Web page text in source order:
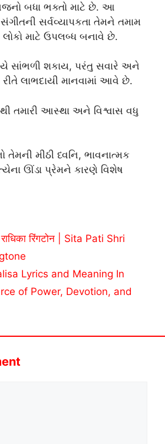
બધા ભક્તો માટે છે. આ
સર્વવ્યાપકતા તેમને તમામ
માટે ઉપલબ્ધ બનાવે છે.
સાંભળી શકાય, પરંતુ સવારે અને
લાભદાયી માનવામાં આવે છે.
તમારી આસ્થા અને વિશ્વાસ વધુ
મીઠી ધ્વનિ, ભાવનાત્મક
ઊંડા પ્રેમને કારણે વિશેષ
राधिका रिंगटोन | Sita Pati Shri
Lyrics and Meaning In
of Power, Devotion, and